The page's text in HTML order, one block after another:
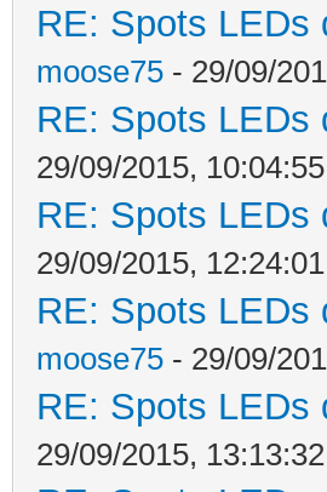
RE: Spots LEDs
moose75 - 29/09/
RE: Spots LEDs
29/09/2015, 10:04:55
RE: Spots LEDs
29/09/2015, 12:24:01
RE: Spots LEDs
moose75 - 29/09/
RE: Spots LEDs
29/09/2015, 13:13:32